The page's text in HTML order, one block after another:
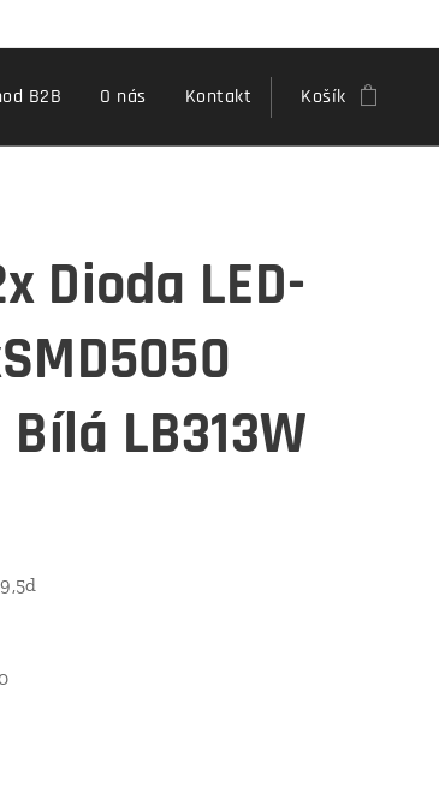
B2B O nás Kontakt Košík
Dioda LED-
Bílá LB313W